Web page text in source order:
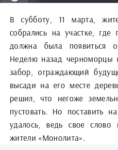
В субботу, 11 марта,
собрались на участке,
должна была появиться
Неделю назад черноморцы
забор, ограждающий
высади на его месте
решил, что негоже
пустовать. Но поставить
удалось, ведь свое слово
жители «Монолита».